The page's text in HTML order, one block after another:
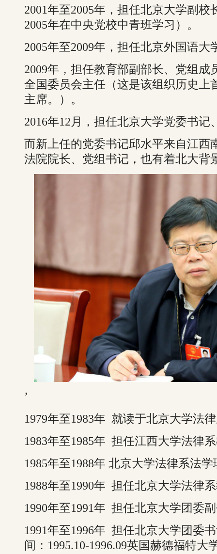
2001年至2005年，担任北京大学副校
2005年在中央党校中青班学习）。
2005年至2009年，担任北京外国语大
2009年，担任教育部副部长、党组
全国委员会主任（这是该组织历史上
主席。）。
2016年12月，担任北京大学党委书记
而新上任的党委书记邱水平来自江西
法院院长、党组书记，也有着北大背
’
1979年至1983年 就读于北京大学法
1983年至1985年 担任江西大学法律
1985年至1988年 北京大学法律系法
1988年至1990年 担任北京大学法律
1990年至1991年 担任北京大学团委
1991年至1996年 担任北京大学团委
间：1995.10-1996.09英国赫德福特大